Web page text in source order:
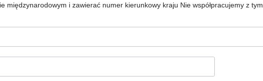
międzynarodowym i zawierać numer kierunkowy kraju Nie współpracujemy z tym